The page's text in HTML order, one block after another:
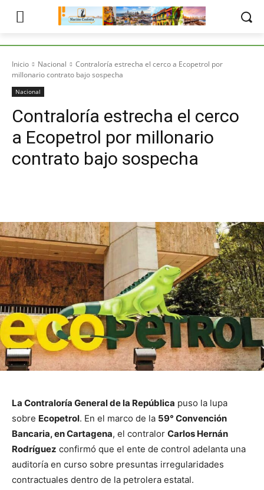
Inicio Nacional
Contraloría estrecha el cerco a Ecopetrol por
millonario contrato bajo sospecha
Nacional
Contraloría estrecha el cerco
a Ecopetrol por millonario
contrato bajo sospecha
La Contraloría General de la República puso la lupa
sobre Ecopetrol. En el marco de la 59° Convención
Bancaria, en Cartagena, el contralor Carlos Hernán
Rodríguez confirmó que el ente de control adelanta una
auditoría en curso sobre presuntas irregularidades
contractuales dentro de la petrolera estatal.